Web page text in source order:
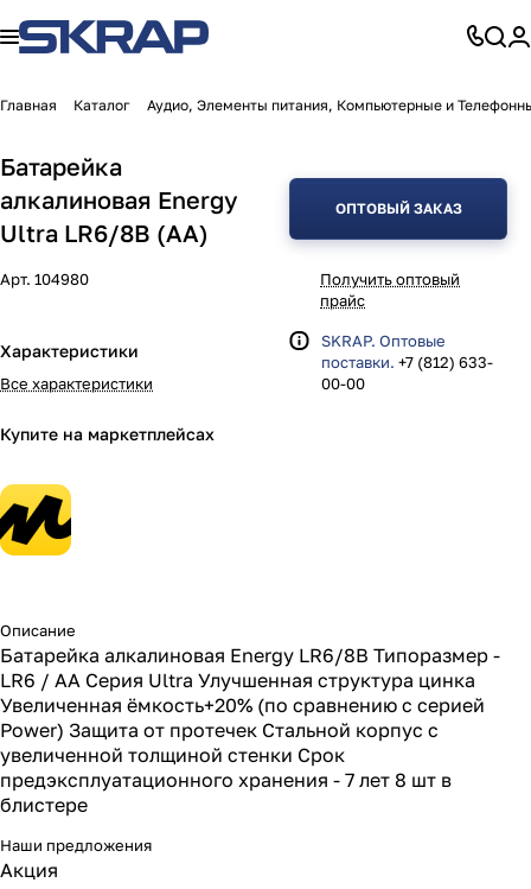
Главная Каталог Аудио, Элементы питания, Компьютерные и
Батарейка
алкалиновая Energy
Ultra LR6/8B (АА)
Арт. 104980
Характеристики
Все характеристики
Купите на маркетплейсах
ОПТОВЫЙ ЗАКАЗ
Получить оптовый
прайс
SKRAP. Оптовые
поставки. +7 (812) 633-
00-00
Описание
Батарейка алкалиновая Energy LR6/8B Типоразмер -
LR6 / АА Серия Ultra Улучшенная структура цинка
Увеличенная ёмкость+20% (по сравнению с серией
Power) Защита от протечек Стальной корпус с
увеличенной толщиной стенки Срок
предэксплуатационного хранения - 7 лет 8 шт в
блистере
Наши предложения
Акция